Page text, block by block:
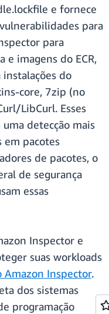
e fornece
para
para
e imagens do ECR,
instalações do
core, 7zip (no
LibCurl. Esses
detecção mais
em pacotes
de pacotes, o
de segurança
essas
Inspector e
suas workloads
Amazon Inspector.
dos sistemas
programação